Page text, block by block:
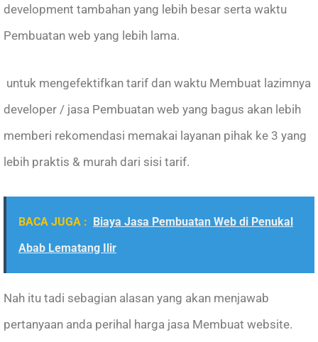
development tambahan yang lebih besar serta waktu
Pembuatan web yang lebih lama.
untuk mengefektifkan tarif dan waktu Membuat lazimnya
developer / jasa Pembuatan web yang bagus akan lebih
memberi rekomendasi memakai layanan pihak ke 3 yang
lebih praktis & murah dari sisi tarif.
BACA JUGA : Biaya Jasa Pembuatan Web di Penukal
Abab Lematang Ilir
Nah itu tadi sebagian alasan yang akan menjawab
pertanyaan anda perihal harga jasa Membuat website.